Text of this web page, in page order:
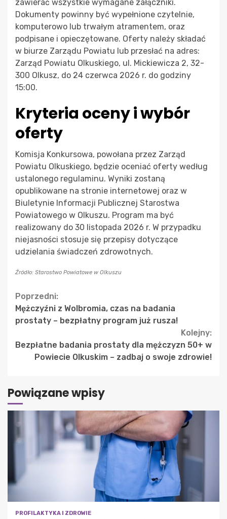
zawierać wszystkie wymagane załączniki.
Dokumenty powinny być wypełnione czytelnie,
komputerowo lub trwałym atramentem, oraz
podpisane i opieczętowane. Oferty należy składać
w biurze Zarządu Powiatu lub przesłać na adres:
Zarząd Powiatu Olkuskiego, ul. Mickiewicza 2, 32-
300 Olkusz, do 24 czerwca 2026 r. do godziny
15:00.
Kryteria oceny i wybór
oferty
Komisja Konkursowa, powołana przez Zarząd
Powiatu Olkuskiego, będzie oceniać oferty według
ustalonego regulaminu. Wyniki zostaną
opublikowane na stronie internetowej oraz w
Biuletynie Informacji Publicznej Starostwa
Powiatowego w Olkuszu. Program ma być
realizowany do 30 listopada 2026 r. W przypadku
niejasności stosuje się przepisy dotyczące
udzielania świadczeń zdrowotnych.
Źródło: Starostwo Powiatowe w Olkuszu
Continue
Reading
Poprzedni:
Mężczyźni z Wolbromia, czas na badania
prostaty – bezpłatny program już rusza!
Kolejny:
Bezpłatne badania prostaty dla mężczyzn 50+ w
Powiecie Olkuskim – zadbaj o swoje zdrowie!
Powiązane wpisy
PROFILAKTYKA I ZDROWIE